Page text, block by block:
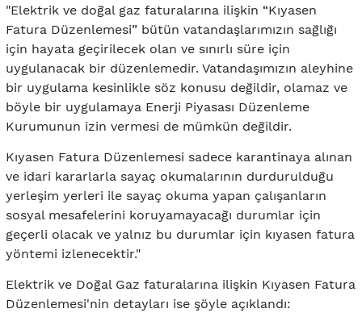
"Elektrik ve doğal gaz faturalarına ilişkin “Kıyasen
Fatura Düzenlemesi” bütün vatandaşlarımızın sağlığı
için hayata geçirilecek olan ve sınırlı süre için
uygulanacak bir düzenlemedir. Vatandaşımızın aleyhine
bir uygulama kesinlikle söz konusu değildir, olamaz ve
böyle bir uygulamaya Enerji Piyasası Düzenleme
Kurumunun izin vermesi de mümkün değildir.
Kıyasen Fatura Düzenlemesi sadece karantinaya alınan
ve idari kararlarla sayaç okumalarının durdurulduğu
yerleşim yerleri ile sayaç okuma yapan çalışanların
sosyal mesafelerini koruyamayacağı durumlar için
geçerli olacak ve yalnız bu durumlar için kıyasen fatura
yöntemi izlenecektir."
Elektrik ve Doğal Gaz faturalarına ilişkin Kıyasen Fatura
Düzenlemesi'nin detayları ise şöyle açıklandı: